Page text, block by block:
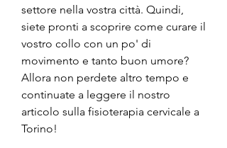
settore nella vostra città. Quindi,
siete pronti a scoprire come curare il
vostro collo con un po' di
movimento e tanto buon umore?
Allora non perdete altro tempo e
continuate a leggere il nostro
articolo sulla fisioterapia cervicale a
Torino!